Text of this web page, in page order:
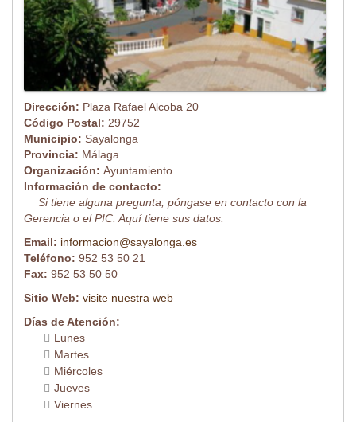
Dirección: Plaza Rafael Alcoba 20
Código Postal: 29752
Municipio: Sayalonga
Provincia: Málaga
Organización: Ayuntamiento
Información de contacto:
Si tiene alguna pregunta, póngase en contacto con la
Gerencia o el PIC. Aquí tiene sus datos.
Email: informacion@sayalonga.es
Teléfono: 952 53 50 21
Fax: 952 53 50 50
Sitio Web: visite nuestra web
Días de Atención:
Lunes
Martes
Miércoles
Jueves
Viernes